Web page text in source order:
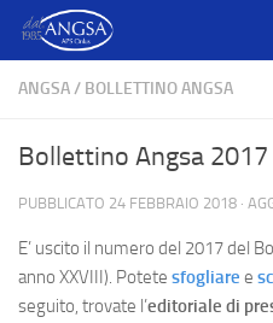
Salta al contenuto
ANGSA/ BOLLETTINO ANGSA
Bollettino Angsa 2017
PUBBLICATO 24 FEBBRAIO 2018 ·
E’ uscito il numero del 2017 del
anno XXVIII). Potete sfogliare e
seguito, trovate l’editoriale di